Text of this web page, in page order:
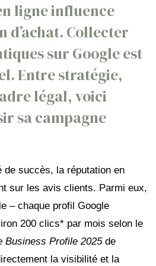
ligne influence
d’achat. Collecter
sur Google est
Entre stratégie,
légal, voici
sa campagne
de succès, la réputation en
sur les avis clients. Parmi eux,
– chaque profil Google
200 clics* par mois selon le
Business Profile 2025de
la visibilité et la